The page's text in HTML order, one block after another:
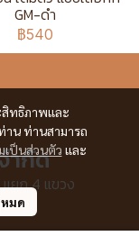
GM-ดำ
฿540
สิทธิภาพและ
าน ท่านสามารถ
เป็นส่วนตัว และ
มด
ำกัด
แยก 4 แขวง